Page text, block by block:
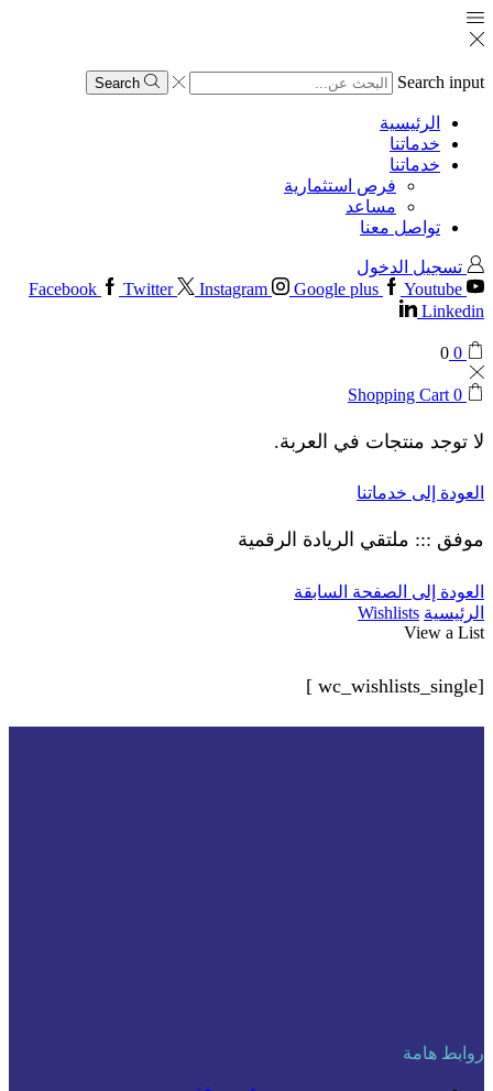
Search input
Search
الرئيسية
خدماتنا
خدماتنا
فرص استثمارية
مساعد
تواصل معنا
تسجيل الدخول
Facebook
Twitter Instagram Google plus
Youtube
Linkedin
0
0
0
Shopping Cart
لا توجد منتجات في العربة.
العودة إلى خدماتنا
موفق ::: ملتقي الريادة الرقمية
العودة إلى الصفحة السابقة
الرئيسية Wishlists
View a List
[wc_wishlists_single ]
روابط هامة